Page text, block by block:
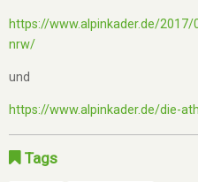
https://www.alpinkader.de/
nrw/
und
https://www.alpinkader.de/die-
Tags